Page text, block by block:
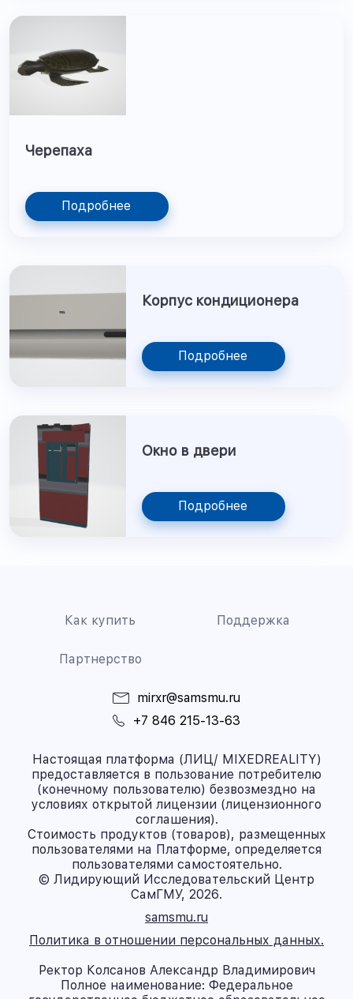
Черепаха
Подробнее
Корпус кондиционера
Подробнее
Окно в двери
Подробнее
Как купить Поддержка
Партнерство
mirxr@samsmu.ru
+7 846 215-13-63
Настоящая платформа (ЛИЦ/ MIXEDREALITY)
предоставляется в пользование потребителю
(конечному пользователю) безвозмездно на
условиях открытой лицензии (лицензионного
соглашения).
Стоимость продуктов (товаров), размещенных
пользователями на Платформе, определяется
пользователями самостоятельно.
© Лидирующий Исследовательский Центр
СамГМУ, 2026.
samsmu.ru
Политика в отношении персональных данных.
Ректор Колсанов Александр Владимирович
Полное наименование: Федеральное